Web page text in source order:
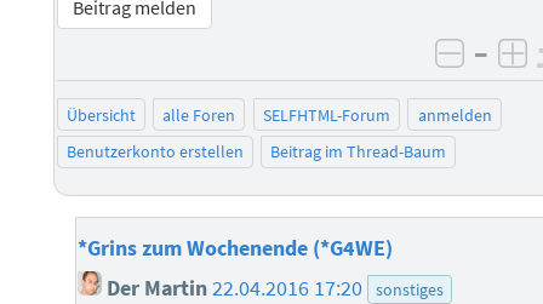
Beitrag melden
–
Übersicht alle Foren SELFHTML-Forum
anmelden
Benutzerkonto erstellen
Beitrag im Thread-Baum
*Grins zum Wochenende (*G4WE)
Der Martin22.04.2016 17:20 sonstiges